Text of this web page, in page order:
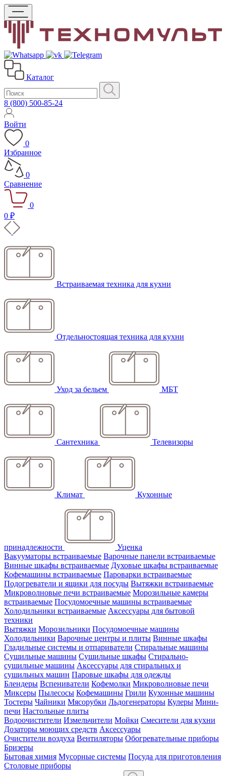
Каталог
8 (800) 500-85-24
Войти
0
Избранное
0
Сравнение
0
0 ₽
Встраиваемая техника для кухни
Отдельностоящая техника для кухни
Уход за бельем МБТ
Сантехника Телевизоры
Климат Кухонные
принадлежности
Уценка
Вакууматоры встраиваемые Варочные панели встраиваемые
Винные шкафы встраиваемые Духовые шкафы встраиваемые
Кофемашины встраиваемые Пароварки встраиваемые
Подогреватели и ящики для посуды Вытяжки встраиваемые
Микроволновые печи встраиваемые Морозильные камеры
встраиваемые Посудомоечные машины встраиваемые
Холодильники встраиваемые Аксессуары для бытовой
техники
Вытяжки Морозильники Посудомоечные машины
Холодильники Варочные центры и плиты Винные шкафы
Гладильные системы и отпариватели Стиральные машины
Сушильные машины Сушильные шкафы Стирально-
сушильные машины Аксессуары для стиральных и
сушильных машин Паровые шкафы для одежды
Блендеры Вспениватели Кофемолки Микроволновые печи
Миксеры Пылесосы Кофемашины Грили Кухонные машины
Тостеры Чайники Мясорубки Льдогенераторы Кулеры Мини-
печи Настольные плиты
Водоочистители Измельчители Мойки Смесители для кухни
Дозаторы моющих средств Аксессуары
Очистители воздуха Вентиляторы Обогревательные приборы
Бризеры
Бытовая химия Мусорные системы Посуда для приготовления
Столовые приборы